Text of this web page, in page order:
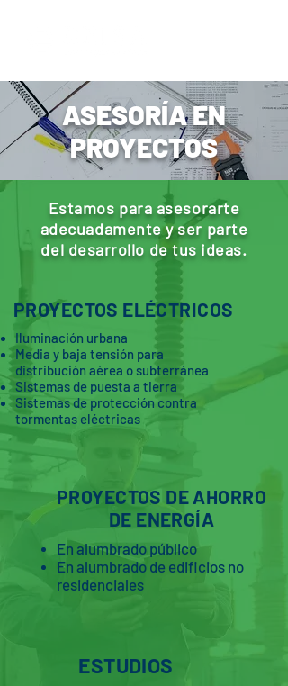
ASESORÍA EN
PROYECTOS
Estamos para asesorarte
adecuadamente y ser parte
del desarrollo de tus ideas.
PROYECTOS ELÉCTRICOS
Iluminación urbana
Media y baja tensión para
distribución aérea o subterránea
Sistemas de puesta a tierra
Sistemas de protección contra
tormentas eléctricas
PROYECTOS DE AHORRO
DE ENERGÍA
En alumbrado público
En alumbrado de edificios no
residenciales
ESTUDIOS